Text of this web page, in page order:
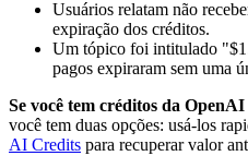
Usuários relatam não
expiração dos créditos.
Um tópico foi intitulado
pagos expiraram sem uma
Se você tem créditos da
você tem duas opções: usá-los
AI Credits para recuperar valor